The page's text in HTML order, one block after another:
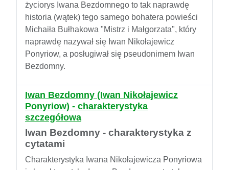
życiorys Iwana Bezdomnego to tak naprawdę
historia (wątek) tego samego bohatera powieści
Michaiła Bułhakowa "Mistrz i Małgorzata", który
naprawdę nazywał się Iwan Nikołajewicz
Ponyriow, a posługiwał się pseudonimem Iwan
Bezdomny.
Iwan Bezdomny (Iwan Nikołajewicz
Ponyriow) - charakterystyka
szczegółowa
Iwan Bezdomny - charakterystyka z
cytatami
Charakterystyka Iwana Nikołajewicza Ponyriowa